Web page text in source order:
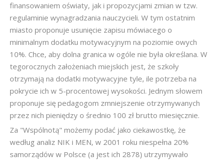
finansowaniem oświaty, jak i propozycjami zmian w tzw.
regulaminie wynagradzania nauczycieli. W tym ostatnim
miasto proponuje usunięcie zapisu mówiacego o
minimalnym dodatku motywacyjnym na poziomie owych
10%. Chce, aby dolna granica w ogóle nie była określana. W
tegorocznych założeniach miejskich jest, że szkoły
otrzymają na dodatki motywacyjne tyle, ile potrzeba na
pokrycie ich w 5-procentowej wysokości. Jednym słowem
proponuje się pedagogom zmniejszenie otrzymywanych
przez nich pieniędzy o średnio 100 zł brutto miesięcznie.
Za "Wspólnotą" możemy podać jako ciekawostkę, że
według analiz NIK i MEN, w 2001 roku niespełna 20%
samorządów w Polsce (a jest ich 2878) utrzymywało